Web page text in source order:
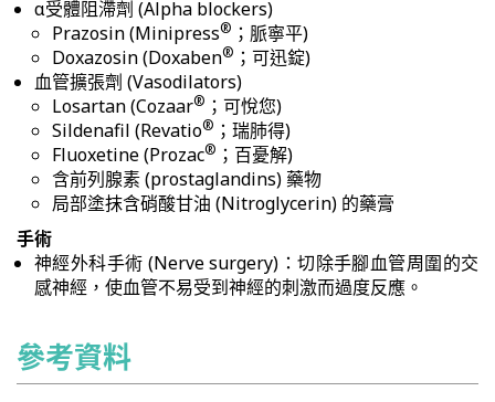
α受體阻滯劑 (Alpha blockers)
Prazosin (Minipress® ；脈寧平)
Doxazosin (Doxaben® ；可迅錠)
血管擴張劑 (Vasodilators)
Losartan (Cozaar® ；可悅您)
Sildenafil (Revatio® ；瑞肺得)
Fluoxetine (Prozac® ；百憂解)
含前列腺素 (prostaglandins) 藥物
局部塗抹含硝酸甘油 (Nitroglycerin) 的藥膏
手術
神經外科手術 (Nerve surgery)：切除手腳血管周圍的交
感神經，使血管不易受到神經的刺激而過度反應。
參考資料